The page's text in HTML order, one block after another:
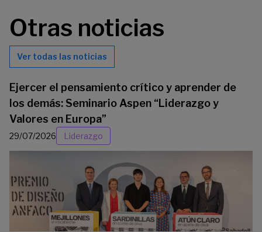
Otras noticias
Ver todas las noticias
Ejercer el pensamiento crítico y aprender de
los demás: Seminario Aspen “Liderazgo y
Valores en Europa”
29/07/2026 Liderazgo